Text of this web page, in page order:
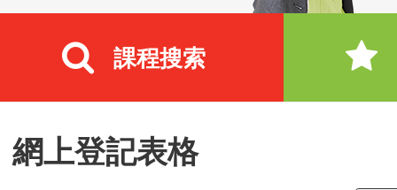
課程搜索
網上登記表格